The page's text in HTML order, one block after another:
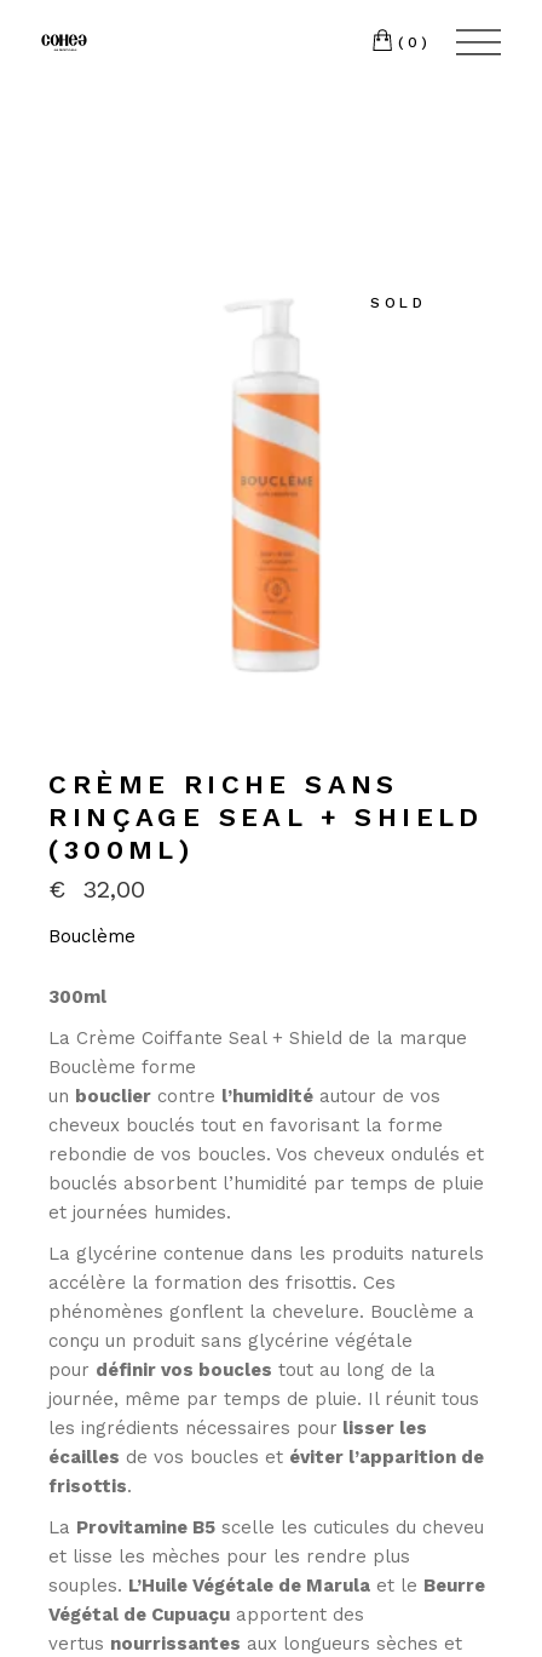
(0)
SOLD
CRÈME RICHE SANS
RINÇAGE SEAL + SHIELD
(300ML)
€ 32,00
Bouclème
300ml
La Crème Coiffante Seal + Shield de la marque
Bouclème forme
un bouclier contre l’humidité autour de vos
cheveux bouclés tout en favorisant la forme
rebondie de vos boucles. Vos cheveux ondulés et
bouclés absorbent l’humidité par temps de pluie
et journées humides.
La glycérine contenue dans les produits naturels
accélère la formation des frisottis. Ces
phénomènes gonflent la chevelure. Bouclème a
conçu un produit sans glycérine végétale
pour définir vos boucles tout au long de la
journée, même par temps de pluie. Il réunit tous
les ingrédients nécessaires pour lisser les
écailles de vos boucles et éviter l’apparition de
frisottis.
La Provitamine B5 scelle les cuticules du cheveu
et lisse les mèches pour les rendre plus
souples. L’Huile Végétale de Marula et le Beurre
Végétal de Cupuaçu apportent des
vertus nourrissantes aux longueurs sèches et